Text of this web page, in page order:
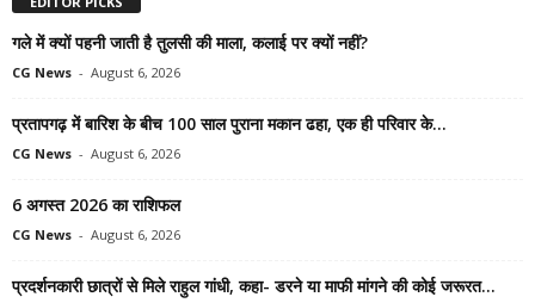
गले में क्यों पहनी जाती है तुलसी की माला, कलाई पर क्यों नहीं?
CG News - August 6, 2026
प्रतापगढ़ में बारिश के बीच 100 साल पुराना मकान ढहा, एक ही परिवार के...
CG News - August 6, 2026
6 अगस्त 2026 का राशिफल
CG News - August 6, 2026
प्रदर्शनकारी छात्रों से मिले राहुल गांधी, कहा- डरने या माफी मांगने की कोई जरूरत...